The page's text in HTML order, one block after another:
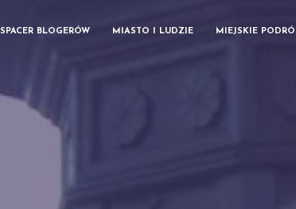
SPACER BLOGERÓW MIASTO I LUDZIE MIEJSKIE